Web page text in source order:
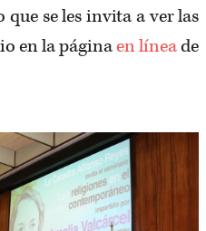
se les invita a ver las
en la páginaen líneade